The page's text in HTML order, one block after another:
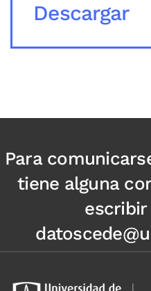
Descargar
Para
tiene alguna